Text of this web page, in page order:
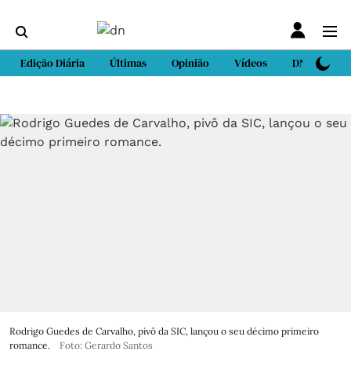
Edição Diária Últimas Opinião Vídeos DN Sport
Rodrigo Guedes de Carvalho, pivô da SIC, lançou o seu décimo primeiro
romance.
Foto: Gerardo Santos